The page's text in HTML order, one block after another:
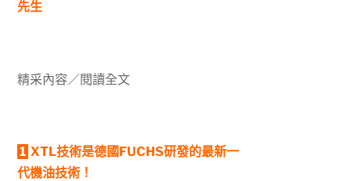
先生
精采內容／閱讀全文
1 XTL技術是德國FUCHS研發的最新一
代機油技術！